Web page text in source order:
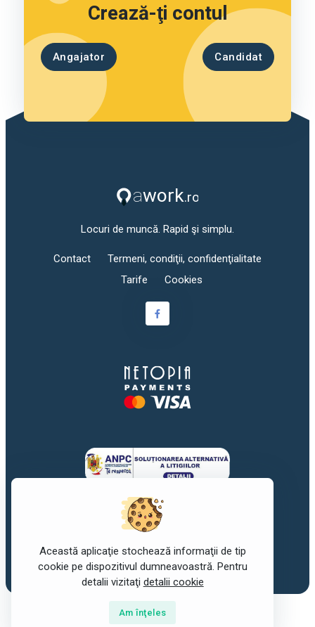
Crează-ţi contul
Angajator Candidat
Locuri de muncă. Rapid şi simplu.
Contact
Termeni, condiţii, confidenţialitate
Tarife
Cookies
©2017-2026awork. Toate drepturile rezervate.
Această aplicaţie stochează informaţii de tip
cookie pe dispozitivul dumneavoastră. Pentru
detalii vizitaţi detalii cookie
Am înţeles